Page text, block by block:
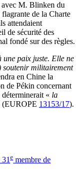
avec M. Blinken du
de la Charte
attendaient
de sécurité des
fondé sur des règles.
paix juste. Elle ne
soutenir militairement
en Chine la
de Pékin concernant
déterminerait « la
(EUROPE 13153/17).
e membre de